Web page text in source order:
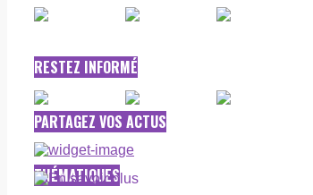
RESTEZ INFORMÉ
PARTAGEZ VOS ACTUS
THÉMATIQUES